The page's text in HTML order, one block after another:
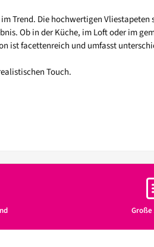
Trend. Die hochwertigen
Ob in der Küche, im Loft oder im
ist facettenreich und umfasst
Touch.